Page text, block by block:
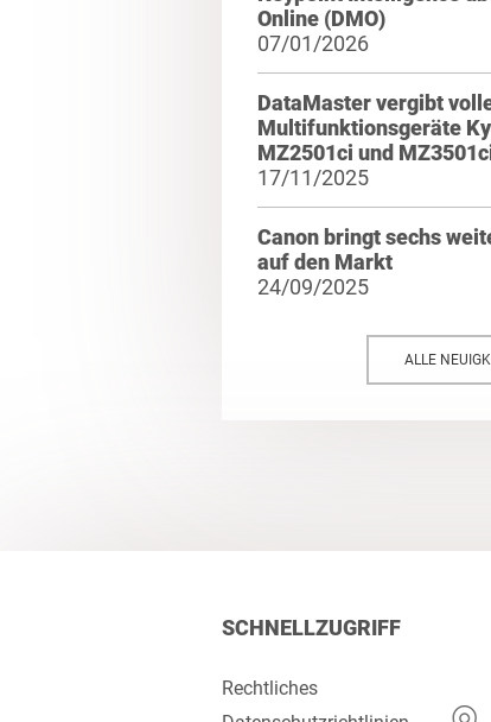
Online (DMO)
07/01/2026
DataMaster vergibt
Multifunktionsgeräte
MZ2501ci und
17/11/2025
Canon bringt sechs
auf den Markt
24/09/2025
ALLE
SCHNELLZUGRIFF
Rechtliches